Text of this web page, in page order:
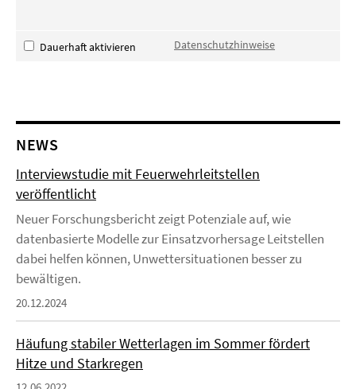
Dauerhaft aktivieren Datenschutzhinweise
NEWS
Interviewstudie mit Feuerwehrleitstellen
veröffentlicht
Neuer Forschungsbericht zeigt Potenziale auf, wie
datenbasierte Modelle zur Einsatzvorhersage Leitstellen
dabei helfen können, Unwettersituationen besser zu
bewältigen.
20.12.2024
Häufung stabiler Wetterlagen im Sommer fördert
Hitze und Starkregen